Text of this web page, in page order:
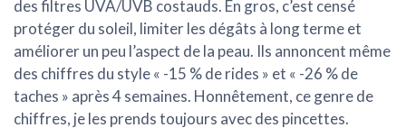
des filtres UVA/UVB costauds. En gros, c’est censé
protéger du soleil, limiter les dégâts à long terme et
améliorer un peu l’aspect de la peau. Ils annoncent même
des chiffres du style « -15 % de rides » et « -26 % de
taches » après 4 semaines. Honnêtement, ce genre de
chiffres, je les prends toujours avec des pincettes.